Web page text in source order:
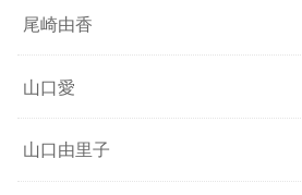
尾崎由香
山口愛
山口由里子